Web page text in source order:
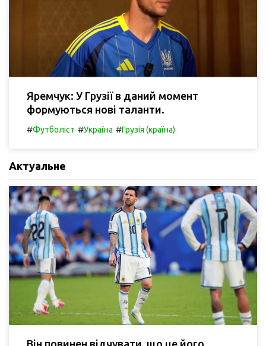
Яремчук: У Грузії в даний момент
формуються нові таланти.
#Футболіст #Україна #Грузія (країна)
Актуальне
Він повинен відчувати, що це його